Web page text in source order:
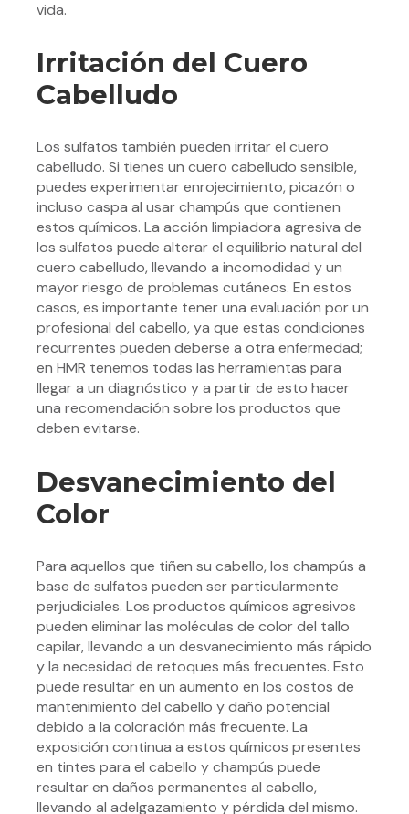
vida.
Irritación del Cuero
Cabelludo
Los sulfatos también pueden irritar el cuero
cabelludo. Si tienes un cuero cabelludo sensible,
puedes experimentar enrojecimiento, picazón o
incluso caspa al usar champús que contienen
estos químicos. La acción limpiadora agresiva de
los sulfatos puede alterar el equilibrio natural del
cuero cabelludo, llevando a incomodidad y un
mayor riesgo de problemas cutáneos. En estos
casos, es importante tener una evaluación por un
profesional del cabello, ya que estas condiciones
recurrentes pueden deberse a otra enfermedad;
en HMR tenemos todas las herramientas para
llegar a un diagnóstico y a partir de esto hacer
una recomendación sobre los productos que
deben evitarse.
Desvanecimiento del
Color
Para aquellos que tiñen su cabello, los champús a
base de sulfatos pueden ser particularmente
perjudiciales. Los productos químicos agresivos
pueden eliminar las moléculas de color del tallo
capilar, llevando a un desvanecimiento más rápido
y la necesidad de retoques más frecuentes. Esto
puede resultar en un aumento en los costos de
mantenimiento del cabello y daño potencial
debido a la coloración más frecuente. La
exposición continua a estos químicos presentes
en tintes para el cabello y champús puede
resultar en daños permanentes al cabello,
llevando al adelgazamiento y pérdida del mismo.